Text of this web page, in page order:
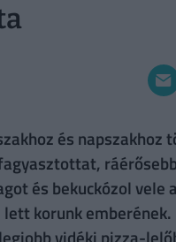
és napszakhoz
és bekuckózol vele
korunk